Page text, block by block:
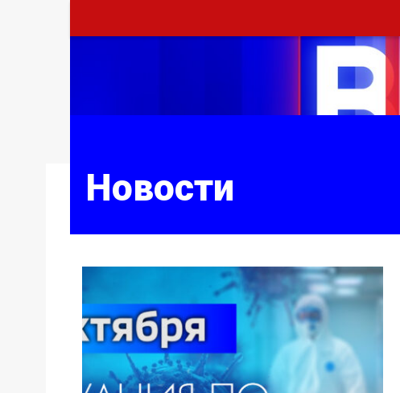
Новости